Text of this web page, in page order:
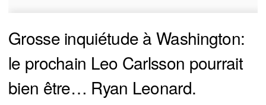
Grosse inquiétude à Washington:
le prochain Leo Carlsson pourrait
bien être… Ryan Leonard.